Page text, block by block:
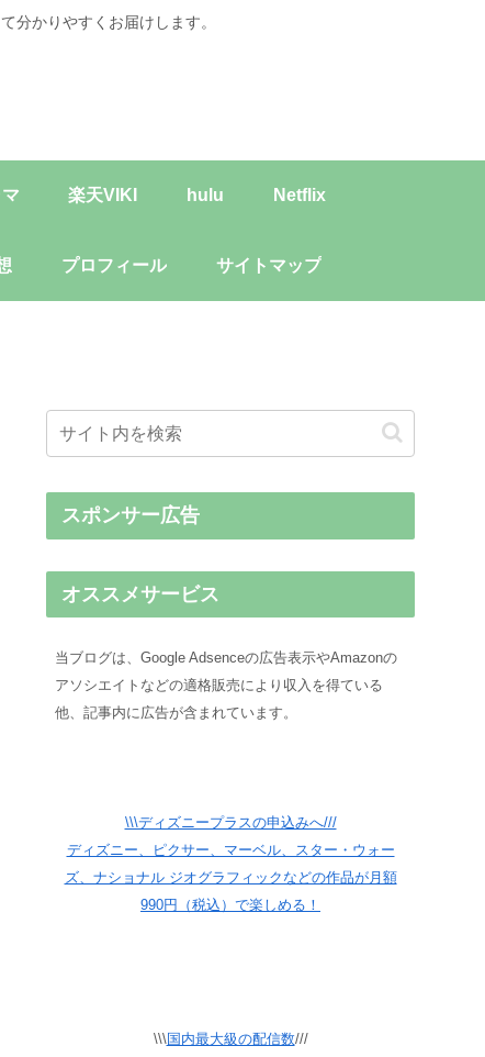
分かりやすくお届けします。
楽天VIKI hulu Netflix
プロフィール サイトマップ
スポンサー広告
オススメサービス
当ブログは、Google Adsenceの広告表示やAmazonの
アソシエイトなどの適格販売により収入を得ている
他、記事内に広告が含まれています。
\\\ディズニープラスの申込みへ///
ディズニー、ピクサー、マーベル、スター・ウォー
ズ、ナショナル ジオグラフィックなどの作品が月額
990円（税込）で楽しめる！
\\\国内最大級の配信数///